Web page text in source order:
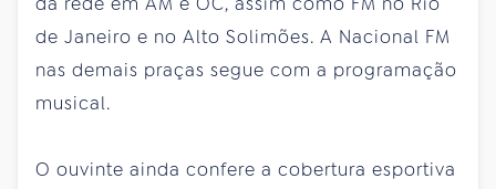
de Janeiro e no Alto Solimões. A Nacional FM
nas demais praças segue com a programação
musical.
O ouvinte ainda confere a cobertura esportiva